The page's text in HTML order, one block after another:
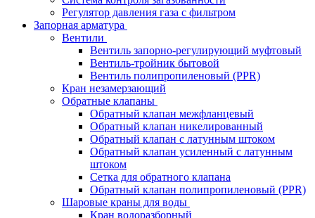
Регулятор давления газа с фильтром
Запорная арматура
Вентили
Вентиль запорно-регулирующий муфтовый
Вентиль-тройник бытовой
Вентиль полипропиленовый (PPR)
Кран незамерзающий
Обратные клапаны
Обратный клапан межфланцевый
Обратный клапан никелированный
Обратный клапан с латунным штоком
Обратный клапан усиленный с латунным
штоком
Сетка для обратного клапана
Обратный клапан полипропиленовый (PPR)
Шаровые краны для воды
Кран водоразборный